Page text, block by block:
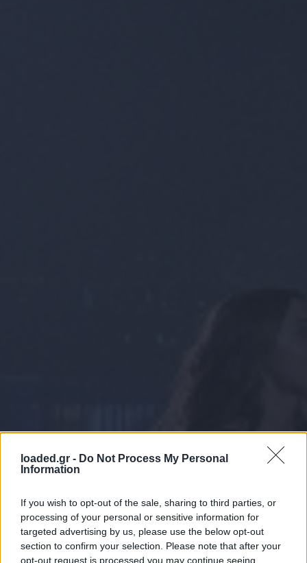
loaded.gr - Do Not Process My Personal
Information
If you wish to opt-out of the sale, sharing to third parties, or
processing of your personal or sensitive information for
targeted advertising by us, please use the below opt-out
section to confirm your selection. Please note that after your
opt-out request is processed you may continue seeing